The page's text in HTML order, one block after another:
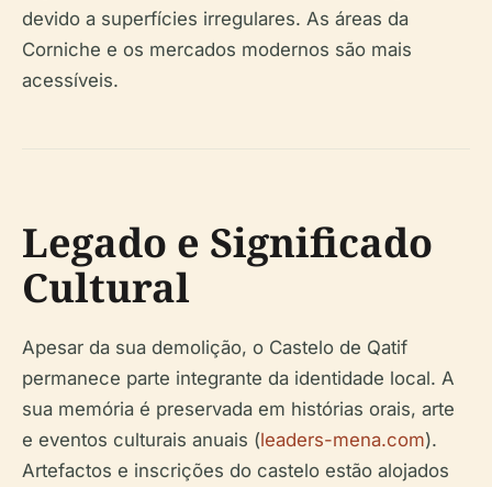
devido a superfícies irregulares. As áreas da
Corniche e os mercados modernos são mais
acessíveis.
Legado e Significado
Cultural
Apesar da sua demolição, o Castelo de Qatif
permanece parte integrante da identidade local. A
sua memória é preservada em histórias orais, arte
e eventos culturais anuais (leaders-mena.com).
Artefactos e inscrições do castelo estão alojados